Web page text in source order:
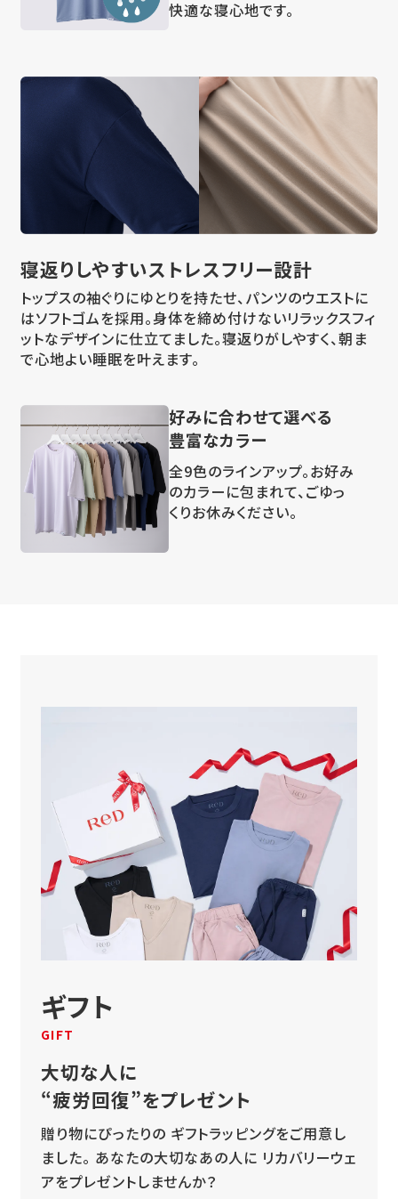
快適な寝心地です。
寝返りしやすいストレスフリー設計
トップスの袖ぐりにゆとりを持たせ、パンツのウエストに
はソフトゴムを採用。身体を締め付けないリラックスフィ
ットなデザインに仕立てました。寝返りがしやすく、朝ま
で心地よい睡眠を叶えます。
好みに合わせて選べる
豊富なカラー
全9色のラインアップ。お好み
のカラーに包まれて、ごゆっ
くりお休みください。
ギフト
GIFT
大切な人に
“疲労回復”をプレゼント
贈り物にぴったりの ギフトラッピングをご用意し
ました。 あなたの大切なあの人に リカバリーウェ
アをプレゼントしませんか？